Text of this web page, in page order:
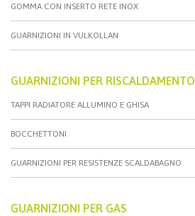
GOMMA CON INSERTO RETE INOX
GUARNIZIONI IN VULKOLLAN
GUARNIZIONI PER RISCALDAMENTO
TAPPI RADIATORE ALLUMINO E GHISA
BOCCHETTONI
GUARNIZIONI PER RESISTENZE SCALDABAGNO
GUARNIZIONI PER GAS